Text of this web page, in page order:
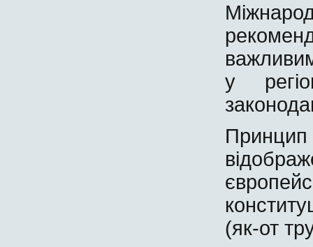
у
(як-от